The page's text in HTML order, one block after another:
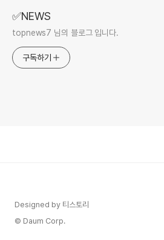
✅NEWS
topnews7 님의 블로그 입니다.
구독하기
Designed by 티스토리
© Daum Corp.